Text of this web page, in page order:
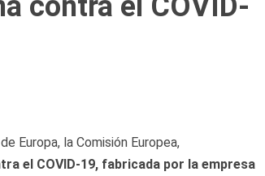
Europa, la Comisión Europea,
el COVID-19, fabricada por la empresa